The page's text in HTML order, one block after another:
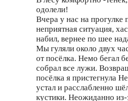
одолели!
Вчера у нас на прогулке
неприятная ситуация,
набил, вернее по шее
Мы гуляли около двух
от посёлка. Немо бегал
собрал все лужи.
посёлка я пристегнула
устал и расслабленно
кустики. Неожиданно из-